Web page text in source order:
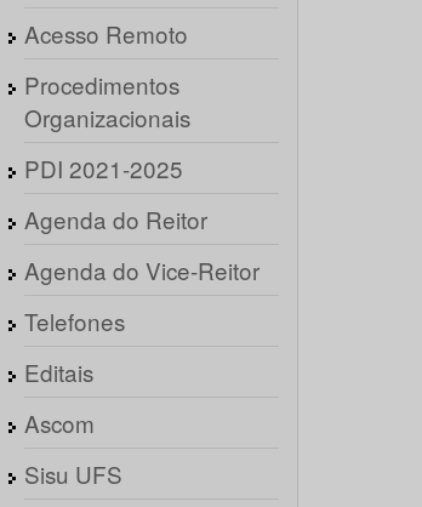
Acesso Remoto
Procedimentos
Organizacionais
PDI 2021-2025
Agenda do Reitor
Agenda do Vice-Reitor
Telefones
Editais
Ascom
Sisu UFS